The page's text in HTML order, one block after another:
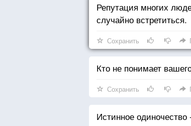
Репутация многих
случайно встретиться.
Сохранить
Кто не понимает
Сохранить
Истинное одиночество